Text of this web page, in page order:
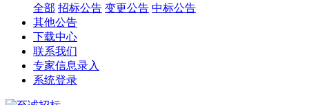
全部 招标公告 变更公告 中标公告
其他公告
下载中心
联系我们
专家信息录入
系统登录